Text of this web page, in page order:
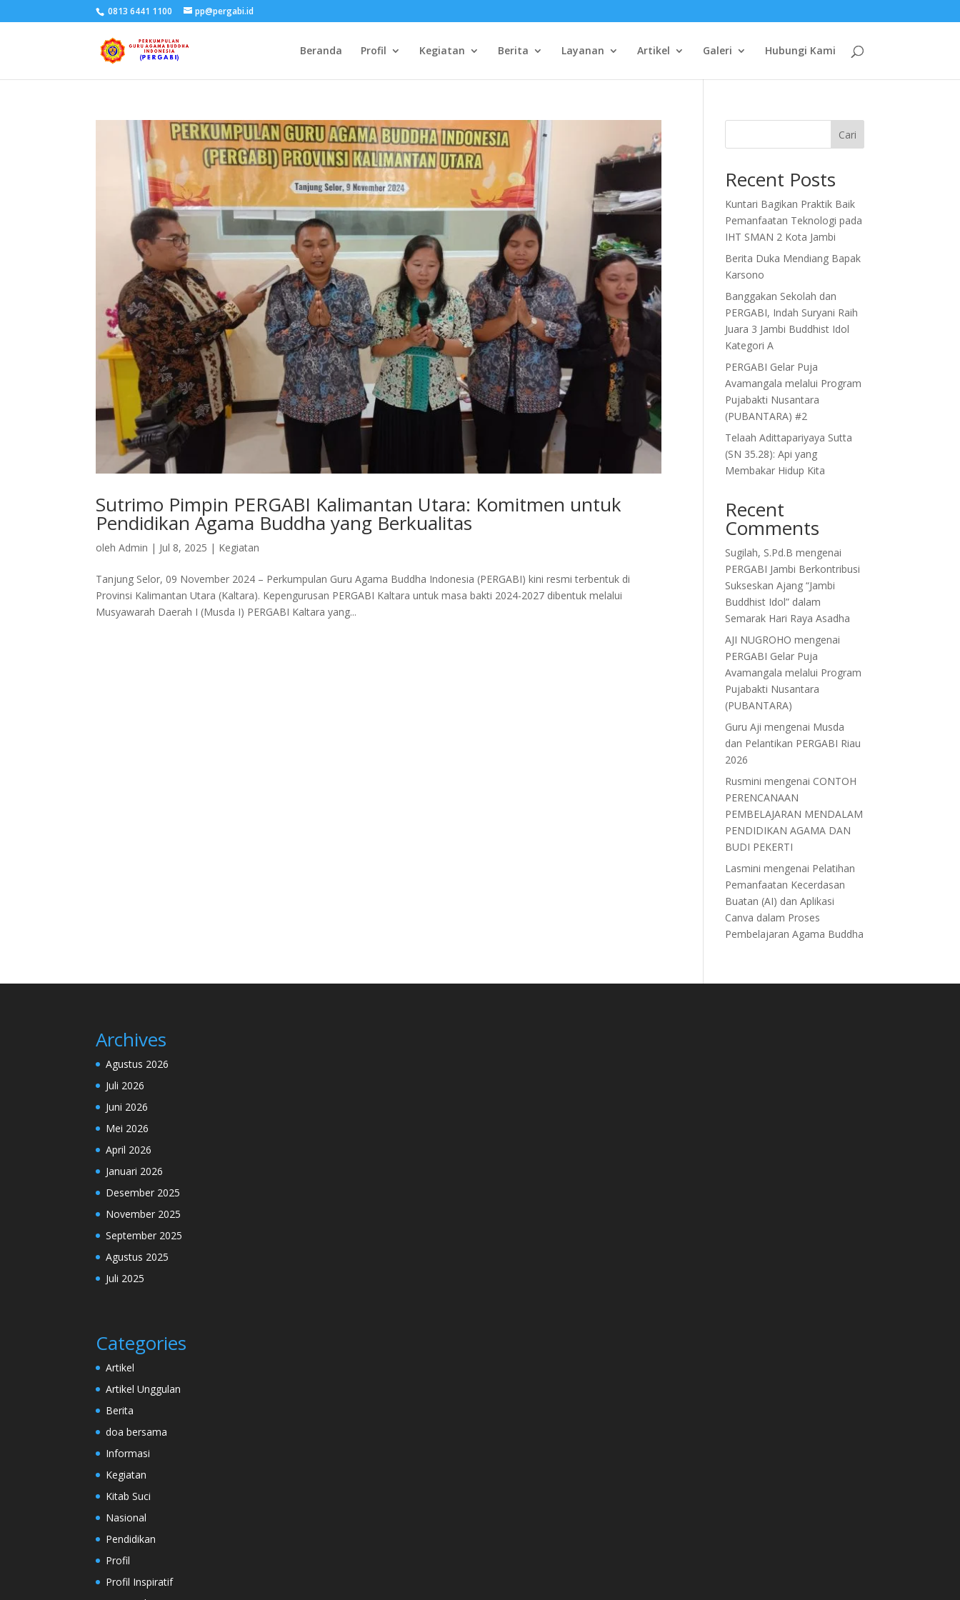
0813 6441 1100 pp@pergabi.id
Beranda Profil Kegiatan Berita Layanan Artikel Galeri Hubungi Kami
Sutrimo Pimpin PERGABI Kalimantan Utara: Komitmen untuk
Pendidikan Agama Buddha yang Berkualitas
olehAdmin | Jul 8, 2025 | Kegiatan
Tanjung Selor, 09 November 2024 – Perkumpulan Guru Agama Buddha Indonesia (PERGABI) kini resmi terbentuk di
Provinsi Kalimantan Utara (Kaltara). Kepengurusan PERGABI Kaltara untuk masa bakti 2024-2027 dibentuk melalui
Musyawarah Daerah I (Musda I) PERGABI Kaltara yang...
Cari
Recent Posts
Kuntari Bagikan Praktik Baik
Pemanfaatan Teknologi pada
IHT SMAN 2 Kota Jambi
Berita Duka Mendiang Bapak
Karsono
Banggakan Sekolah dan
PERGABI, Indah Suryani Raih
Juara 3 Jambi Buddhist Idol
Kategori A
PERGABI Gelar Puja
Avamangala melalui Program
Pujabakti Nusantara
(PUBANTARA) #2
Telaah Adittapariyaya Sutta
(SN 35.28): Api yang
Membakar Hidup Kita
Recent
Comments
Sugilah, S.Pd.B mengenai
PERGABI Jambi Berkontribusi
Sukseskan Ajang “Jambi
Buddhist Idol” dalam
Semarak Hari Raya Asadha
AJI NUGROHO mengenai
PERGABI Gelar Puja
Avamangala melalui Program
Pujabakti Nusantara
(PUBANTARA)
Guru Aji mengenai Musda
dan Pelantikan PERGABI Riau
2026
Rusmini mengenai CONTOH
PERENCANAAN
PEMBELAJARAN MENDALAM
PENDIDIKAN AGAMA DAN
BUDI PEKERTI
Lasmini mengenai Pelatihan
Pemanfaatan Kecerdasan
Buatan (AI) dan Aplikasi
Canva dalam Proses
Pembelajaran Agama Buddha
Archives
Agustus 2026
Juli 2026
Juni 2026
Mei 2026
April 2026
Januari 2026
Desember 2025
November 2025
September 2025
Agustus 2025
Juli 2025
Categories
Artikel
Artikel Unggulan
Berita
doa bersama
Informasi
Kegiatan
Kitab Suci
Nasional
Pendidikan
Profil
Profil Inspiratif